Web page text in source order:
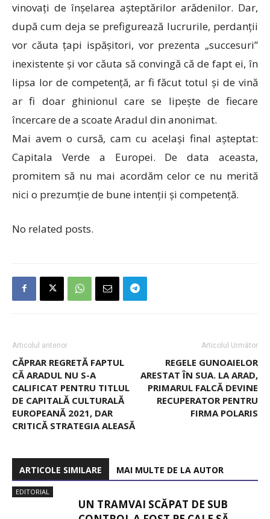
vinovați de înșelarea așteptărilor arădenilor. Dar,
după cum deja se prefigurează lucrurile, perdanții
vor căuta țapi ispășitori, vor prezenta „succesuri”
inexistente și vor căuta să convingă că de fapt ei, în
lipsa lor de competență, ar fi făcut totul și de vină
ar fi doar ghinionul care se lipește de fiecare
încercare de a scoate Aradul din anonimat.
Mai avem o cursă, cam cu același final așteptat:
Capitala Verde a Europei. De data aceasta,
promitem să nu mai acordăm celor ce nu merită
nici o prezumție de bune intenții și competență.
No related posts.
Articolul anterior
CĂPRAR REGRETĂ FAPTUL
CĂ ARADUL NU S-A
CALIFICAT PENTRU TITLUL
DE CAPITALĂ CULTURALĂ
EUROPEANĂ 2021, DAR
CRITICĂ STRATEGIA ALEASĂ
Articolul Următor
REGELE GUNOAIELOR
ARESTAT ÎN SUA. LA ARAD,
PRIMARUL FALCĂ DEVINE
RECUPERATOR PENTRU
FIRMA POLARIS
ARTICOLE SIMILARE MAI MULTE DE LA AUTOR
EDITORIAL
UN TRAMVAI SCĂPAT DE SUB